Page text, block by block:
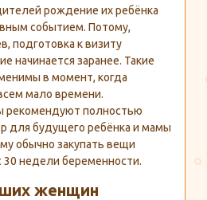
рождение их ребёнка
событием. Потому,
подготовка к визиту
начинается заранее. Такие
в момент, когда
мало времени.
рекомендуют полностью
для будущего ребёнка и мамы
обычно закупать вещи
30 недели беременности.
женщин